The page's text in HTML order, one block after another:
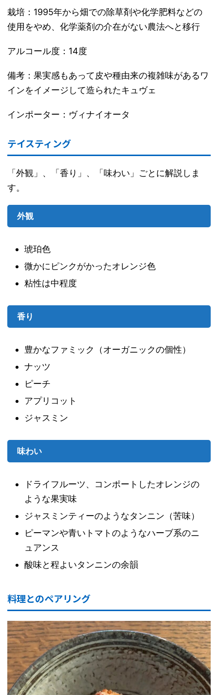
栽培：1995年から畑での除草剤や化学肥料などの
使用をやめ、化学薬剤の介在がない農法へと移行
アルコール度：14度
備考：果実感もあって皮や種由来の複雑味があるワ
インをイメージして造られたキュヴェ
インポーター：ヴィナイオータ
テイスティング
「外観」、「香り」、「味わい」ごとに解説しま
す。
外観
琥珀色
微かにピンクがかったオレンジ色
粘性は中程度
香り
豊かなファミック（オーガニックの個性）
ナッツ
ピーチ
アプリコット
ジャスミン
味わい
ドライフルーツ、コンポートしたオレンジの
ような果実味
ジャスミンティーのようなタンニン（苦味）
ピーマンや青いトマトのようなハーブ系のニ
ュアンス
酸味と程よいタンニンの余韻
料理とのペアリング